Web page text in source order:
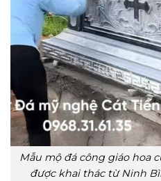
Mẫu mộ đá công giáo hoa
được khai thác từ Ninh